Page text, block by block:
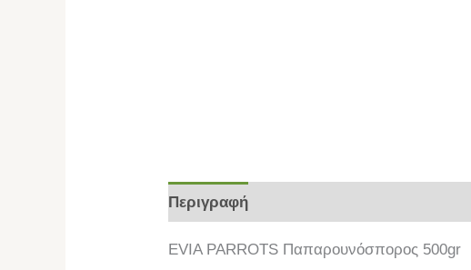
Περιγραφή
EVIA PARROTS Παπαρουνόσπορος 500gr